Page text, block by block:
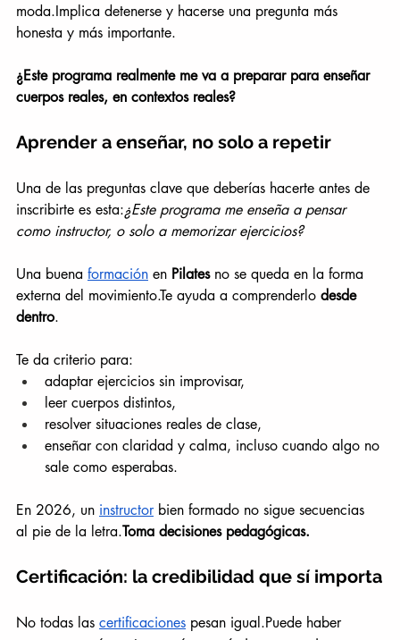
moda.Implica detenerse y hacerse una pregunta más
honesta y más importante.
¿Este programa realmente me va a preparar para enseñar
cuerpos reales, en contextos reales?
Aprender a enseñar, no solo a repetir
Una de las preguntas clave que deberías hacerte antes de
inscribirte es esta:¿Este programa me enseña a pensar
como instructor, o solo a memorizar ejercicios?
Una buena formación en Pilates no se queda en la forma
externa del movimiento.Te ayuda a comprenderlo desde
dentro.
Te da criterio para:
adaptar ejercicios sin improvisar,
leer cuerpos distintos,
resolver situaciones reales de clase,
enseñar con claridad y calma, incluso cuando algo no
sale como esperabas.
En 2026, un instructor bien formado no sigue secuencias
al pie de la letra.Toma decisiones pedagógicas.
Certificación: la credibilidad que sí importa
No todas las certificaciones pesan igual.Puede haber